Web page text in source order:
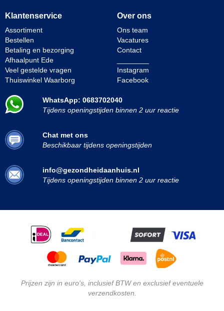
Klantenservice
Assortiment
Bestellen
Betaling en bezorging
Afhaalpunt Ede
Veel gestelde vragen
Thuiswinkel Waarborg
Over ons
Ons team
Vacatures
Contact
Instagram
Facebook
WhatsApp: 0683702040
Tijdens openingstijden binnen 2 uur reactie
Chat met ons
Beschikbaar tijdens openingstijden
info@gezondheidaanhuis.nl
Tijdens openingstijden binnen 2 uur reactie
Prijzen zijn in euro's, inclusief BTW en exclusief eventuele
verzendkosten.